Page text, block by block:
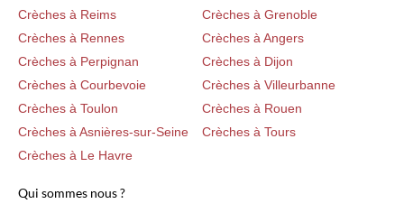
Crèches à Reims
Crèches à Grenoble
Crèches à Rennes
Crèches à Angers
Crèches à Perpignan
Crèches à Dijon
Crèches à Courbevoie
Crèches à Villeurbanne
Crèches à Toulon
Crèches à Rouen
Crèches à Asnières-sur-Seine
Crèches à Tours
Crèches à Le Havre
Qui sommes nous ?